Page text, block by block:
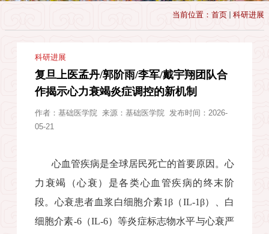
当前位置： 首页 科研进展
科研进展
复旦上医孟丹/郭阶雨/李军/戴宇翔团队合
作揭示心力衰竭炎症调控的新机制
作者： 基础医学院 来源： 基础医学院 发布时间：2026-
05-21
心血管疾病是全球居民死亡的首要原因。心
力衰竭（心衰）是各类心血管疾病的终末阶
段。心衰患者血浆白细胞介素1 β（IL-1 β）、白
细胞介素-6（IL-6）等炎症标志物水平与心衰严